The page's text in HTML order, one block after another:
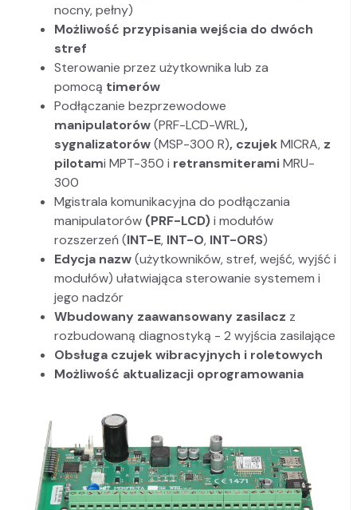
nocny, pełny)
Możliwość przypisania wejścia do dwóch
stref
Sterowanie przez użytkownika lub za
pomocą timerów
Podłączanie bezprzewodowe
manipulatorów(PRF-LCD-WRL),
sygnalizatorów(MSP-300 R), czujekMICRA, z
pilotami MPT-350 i retransmiteramiMRU-
300
Mgistrala komunikacyjna do podłączania
manipulatorów (PRF-LCD)i modułów
rozszerzeń (INT-E, INT-O, INT-ORS)
Edycja nazw(użytkowników, stref, wejść, wyjść i
modułów) ułatwiająca sterowanie systemem i
jego nadzór
Wbudowany zaawansowany zasilacz z
rozbudowaną diagnostyką - 2 wyjścia zasilające
Obsługa czujek wibracyjnych i roletowych
Możliwość aktualizacji oprogramowania